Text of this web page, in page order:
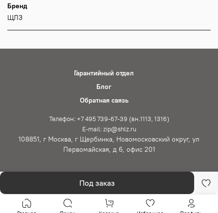
Под заказ
Бренд
ЩЛЗ
Гарантийный отдел
Блог
Обратная связь
Телефон: +7 495 739-67-39 (вн.1113, 1316)
E-mail: zip@shlz.ru
108851, г Москва, г Щербинка, Новомосковский округ, ул
Первомайская, д 6, офис 201